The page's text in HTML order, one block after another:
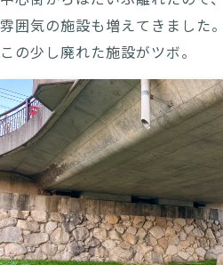
雰囲気の施設も増えてきました。
この少し廃れた施設がツボ。